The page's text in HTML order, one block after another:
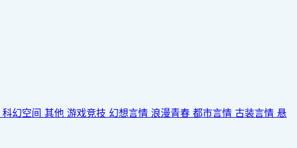
科幻空间 其他 游戏竞技 幻想言情 浪漫青春 都市言情 古装言情 悬